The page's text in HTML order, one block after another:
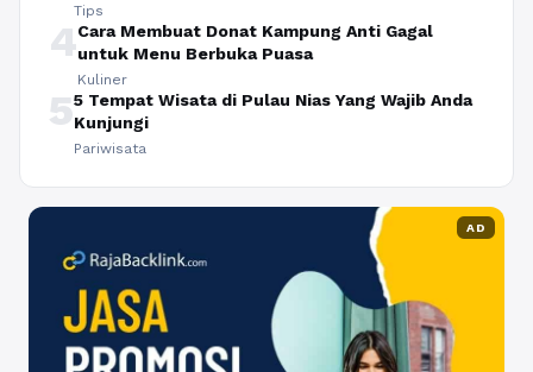
Tips
4Cara Membuat Donat Kampung Anti Gagal
untuk Menu Berbuka Puasa
Kuliner
55 Tempat Wisata di Pulau Nias Yang Wajib Anda
Kunjungi
Pariwisata
AD